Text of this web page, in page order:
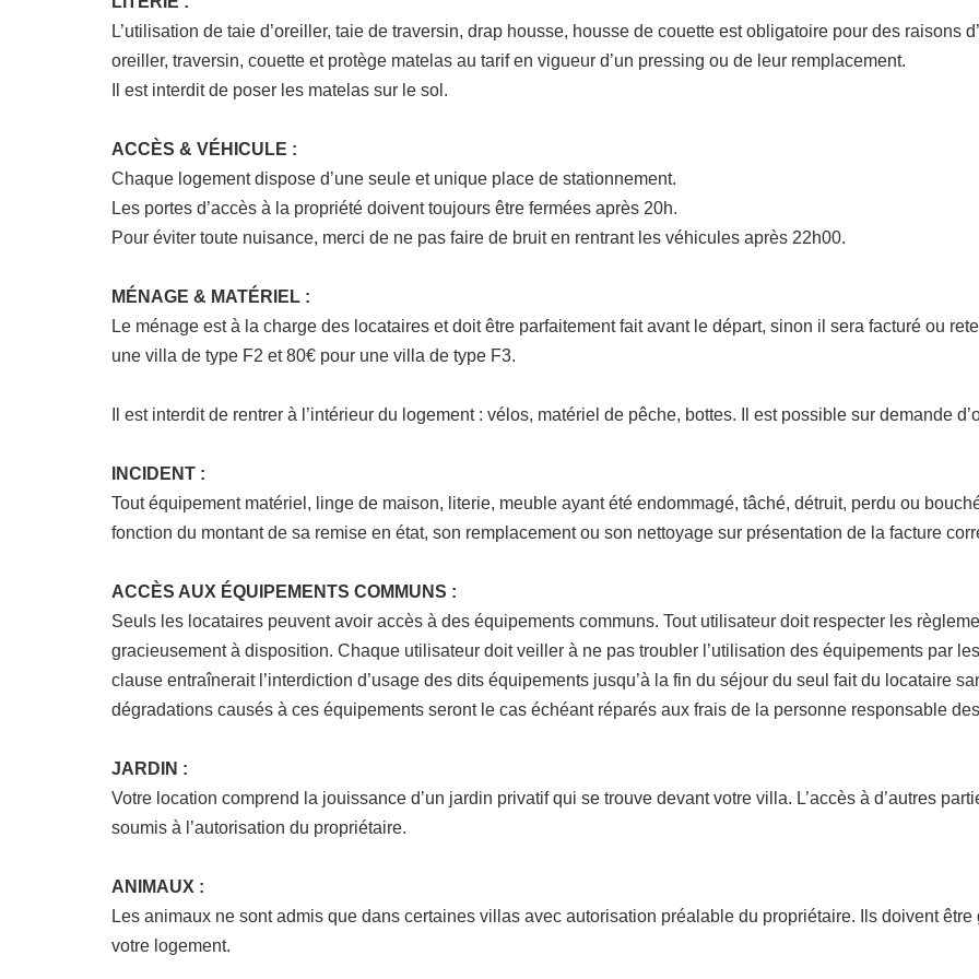
L’utilisation de taie d’oreiller, taie de traversin, drap housse, housse de couette est obligatoire pour des raisons
oreiller, traversin, couette et protège matelas au tarif en vigueur d’un pressing ou de leur remplacement.
Il est interdit de poser les matelas sur le sol.
ACCÈS & VÉHICULE :
Chaque logement dispose d’une seule et unique place de stationnement.
Les portes d’accès à la propriété doivent toujours être fermées après 20h.
Pour éviter toute nuisance, merci de ne pas faire de bruit en rentrant les véhicules après 22h00.
MÉNAGE & MATÉRIEL :
Le ménage est à la charge des locataires et doit être parfaitement fait avant le départ, sinon il sera facturé ou
une villa de type F2 et 80€ pour une villa de type F3.
Il est interdit de rentrer à l’intérieur du logement : vélos, matériel de pêche, bottes. Il est possible sur demande
INCIDENT :
Tout équipement matériel, linge de maison, literie, meuble ayant été endommagé, tâché, détruit, perdu ou
fonction du montant de sa remise en état, son remplacement ou son nettoyage sur présentation de la facture
ACCÈS AUX ÉQUIPEMENTS COMMUNS :
Seuls les locataires peuvent avoir accès à des équipements communs. Tout utilisateur doit respecter les
gracieusement à disposition. Chaque utilisateur doit veiller à ne pas troubler l’utilisation des équipements par
clause entraînerait l’interdiction d’usage des dits équipements jusqu’à la fin du séjour du seul fait du locataire
dégradations causés à ces équipements seront le cas échéant réparés aux frais de la personne responsable
JARDIN :
Votre location comprend la jouissance d’un jardin privatif qui se trouve devant votre villa. L’accès à d’autres
soumis à l’autorisation du propriétaire.
ANIMAUX :
Les animaux ne sont admis que dans certaines villas avec autorisation préalable du propriétaire. Ils doivent
votre logement.